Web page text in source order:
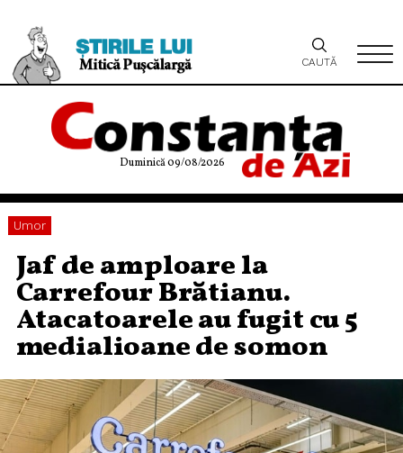
Duminică 09/08/2026
CAUTĂ
Umor
Jaf de amploare la
Carrefour Brătianu.
Atacatoarele au fugit cu 5
medialioane de somon